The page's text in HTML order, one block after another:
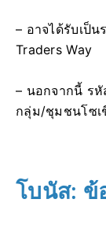
– อาจได้รับเป็
Traders Way
– นอกจากนี้ ร
กลุ่ม/ชุมชนโซเ
โบนัส: ข้